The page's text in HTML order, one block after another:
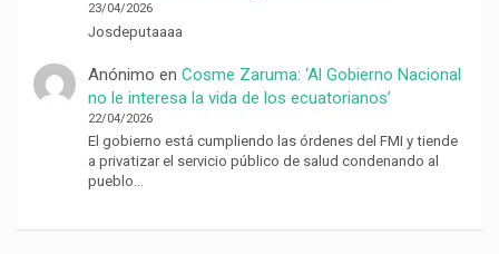
23/04/2026
Josdeputaaaa
Anónimo en Cosme Zaruma: ‘Al Gobierno Nacional
no le interesa la vida de los ecuatorianos’
22/04/2026
El gobierno está cumpliendo las órdenes del FMI y tiende
a privatizar el servicio público de salud condenando al
pueblo…